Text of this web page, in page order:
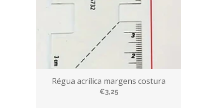
Régua acrílica margens costura
€3,25